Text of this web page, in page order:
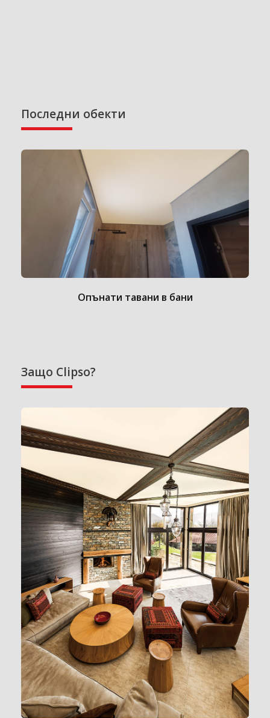
Последни обекти
Опънати тавани в бани
Защо Clipso?